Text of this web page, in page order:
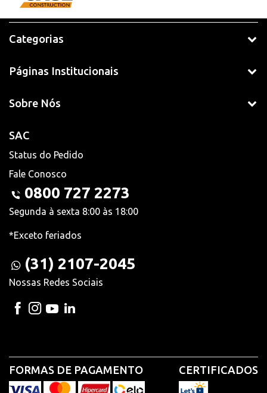
Categorias
Páginas Institucionais
Sobre Nós
SAC
Status do Pedido
Fale Conosco
0800 727 2273
Segunda à sexta 8:00 às 18:00
*Exceto feriados
(31) 2107-2045
Nossas Redes Sociais
FORMAS DE PAGAMENTO CERTIFICADOS